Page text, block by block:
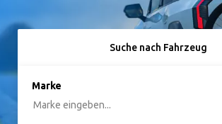
Suche nach Fahrzeug
option , selected. Select is focused ,type
Marke
Marke eingeben...